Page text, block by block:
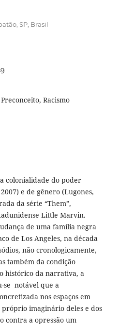
SP, Brasil
Racismo
colonialidade do poder
e de gênero (Lugones,
da série “Them”,
Little Marvin.
de uma família negra
de Los Angeles, na década
não cronologicamente,
também da condição
histórico da narrativa, a
se notável que a
nos espaços em
imaginário deles e dos
contra a opressão um